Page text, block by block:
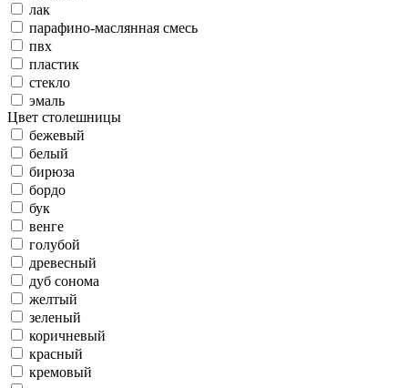
лак
парафино-маслянная смесь
пвх
пластик
стекло
эмаль
Цвет столешницы
бежевый
белый
бирюза
бордо
бук
венге
голубой
древесный
дуб сонома
желтый
зеленый
коричневый
красный
кремовый